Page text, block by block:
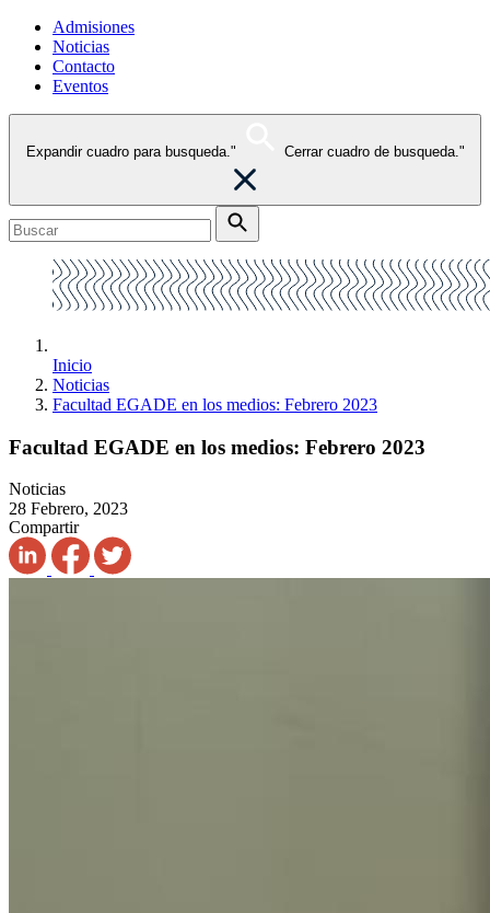
Admisiones
Noticias
Contacto
Eventos
Expandir cuadro para busqueda." Cerrar cuadro de busqueda."
Inicio
Noticias
Facultad EGADE en los medios: Febrero 2023
Facultad EGADE en los medios: Febrero 2023
Noticias
28 Febrero, 2023
Compartir